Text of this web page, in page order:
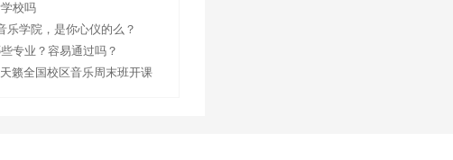
校吗
乐学院，是你心仪的么？
专业？容易通过吗？
籁全国校区音乐周末班开课